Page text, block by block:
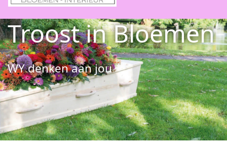
Troost in Bloemen
WY denken aan jou